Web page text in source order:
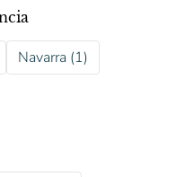
Navarra (1)